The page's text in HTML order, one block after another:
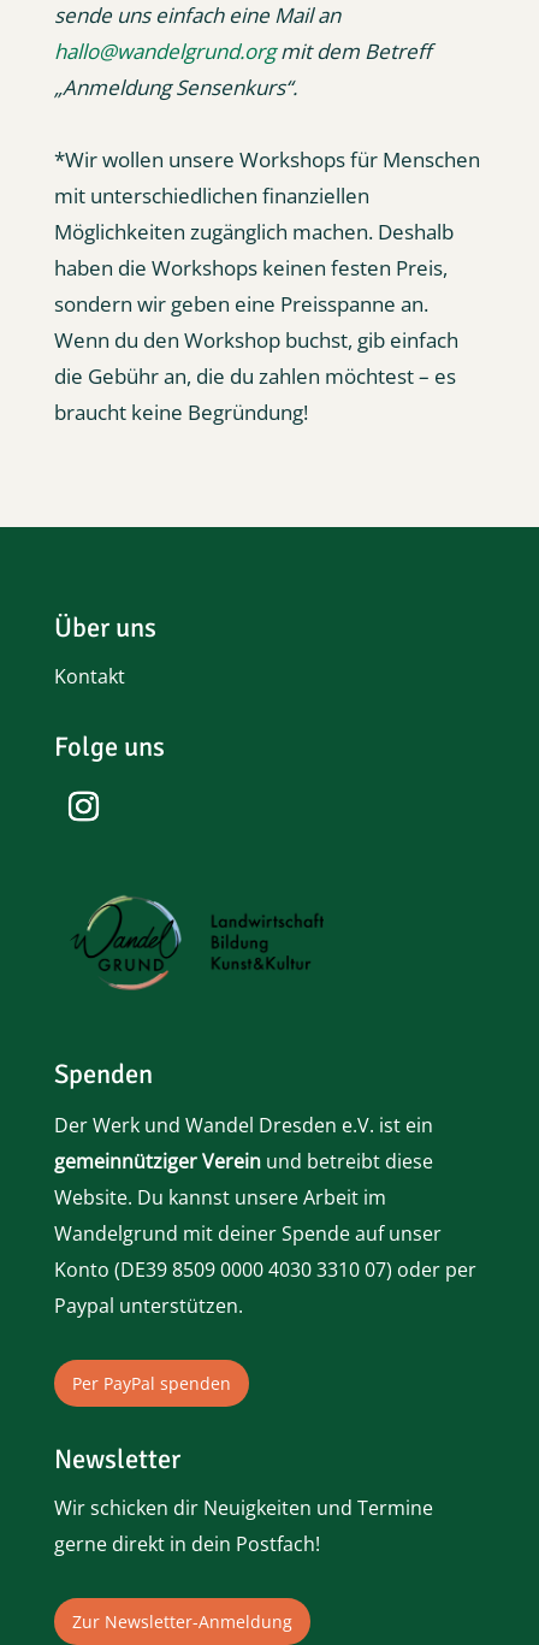
sende uns einfach eine Mail an
hallo@wandelgrund.orgmit dem Betreff
Anmeldung Sensenkurs“.
*Wir wollen unsere Workshops für Menschen
mit unterschiedlichen finanziellen
Möglichkeiten zugänglich machen. Deshalb
haben die Workshops keinen festen Preis,
sondern wir geben eine Preisspanne an.
Wenn du den Workshop buchst, gib einfach
die Gebühr an, die du zahlen möchtest – es
braucht keine Begründung!
Über uns
Kontakt
Folge uns
Spenden
Der Werk und Wandel Dresden e.V. ist ein
gemeinnütziger Vereinund betreibt diese
Website. Du kannst unsere Arbeit im
Wandelgrund mit deiner Spende auf unser
Konto (DE39 8509 0000 4030 3310 07) oder per
Paypal unterstützen.
Per PayPal spenden
Newsletter
Wir schicken dir Neuigkeiten und Termine
gerne direkt in dein Postfach!
Zur Newsletter-Anmeldung